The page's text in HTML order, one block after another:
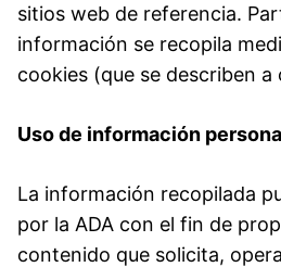
sitios web de referencia.
información se recopila
cookies (que se describen
Uso de información
La información recopilada
por la ADA con el fin de
contenido que solicita,